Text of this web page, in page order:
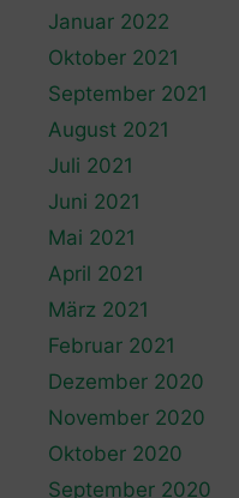
Januar 2022
Oktober 2021
September 2021
August 2021
Juli 2021
Juni 2021
Mai 2021
April 2021
März 2021
Februar 2021
Dezember 2020
November 2020
Oktober 2020
September 2020